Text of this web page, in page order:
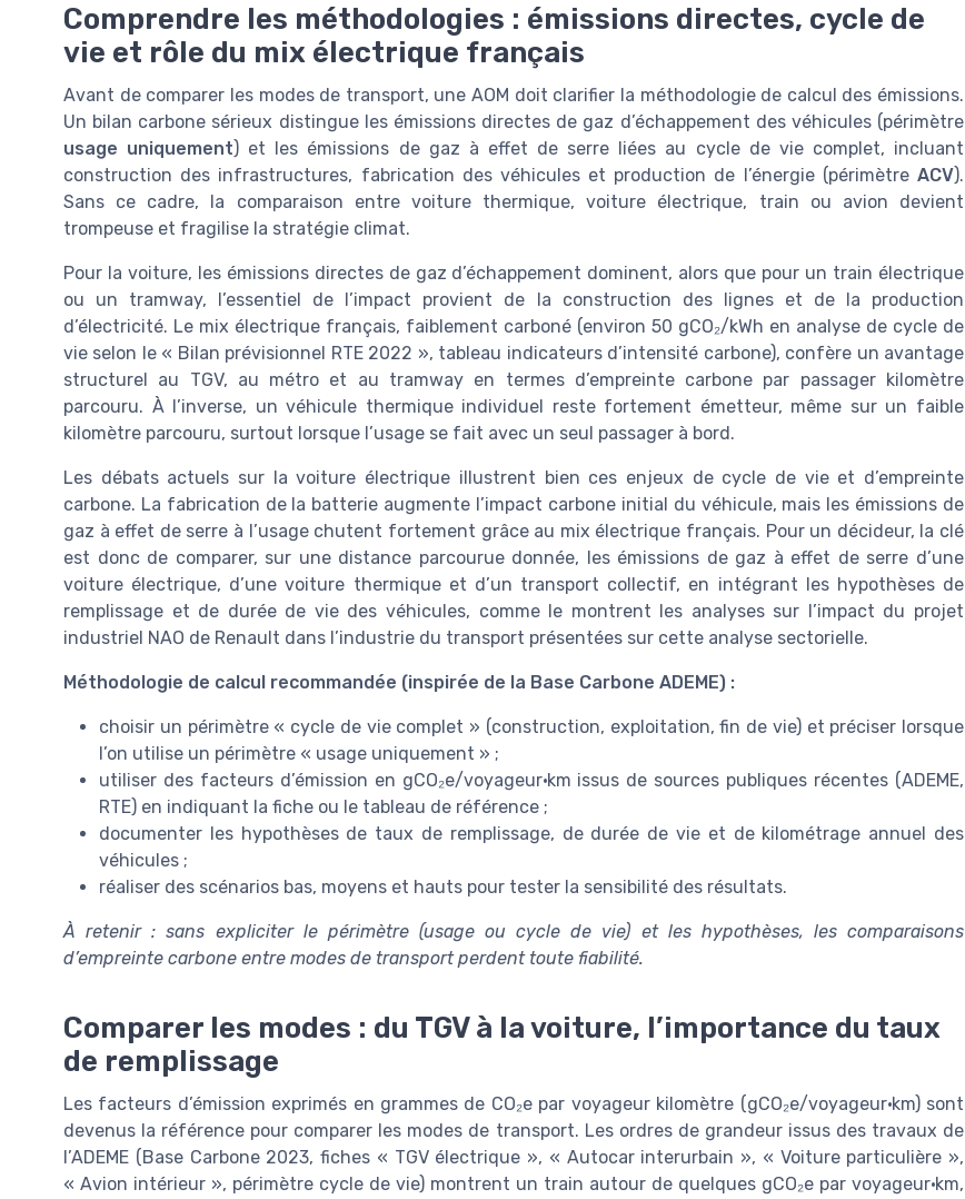
Comprendre les méthodologies : émissions directes, cycle de
vie et rôle du mix électrique français
Avant de comparer les modes de transport, une AOM doit clarifier la méthodologie de calcul des émissions.
Un bilan carbone sérieux distingue les émissions directes de gaz d’échappement des véhicules (périmètre
usage uniquement) et les émissions de gaz à effet de serre liées au cycle de vie complet, incluant
construction des infrastructures, fabrication des véhicules et production de l’énergie (périmètre ACV).
Sans ce cadre, la comparaison entre voiture thermique, voiture électrique, train ou avion devient
trompeuse et fragilise la stratégie climat.
Pour la voiture, les émissions directes de gaz d’échappement dominent, alors que pour un train électrique
ou un tramway, l’essentiel de l’impact provient de la construction des lignes et de la production
d’électricité. Le mix électrique français, faiblement carboné (environ 50 gCO₂/kWh en analyse de cycle de
vie selon le « Bilan prévisionnel RTE 2022 », tableau indicateurs d’intensité carbone), confère un avantage
structurel au TGV, au métro et au tramway en termes d’empreinte carbone par passager kilomètre
parcouru. À l’inverse, un véhicule thermique individuel reste fortement émetteur, même sur un faible
kilomètre parcouru, surtout lorsque l’usage se fait avec un seul passager à bord.
Les débats actuels sur la voiture électrique illustrent bien ces enjeux de cycle de vie et d’empreinte
carbone. La fabrication de la batterie augmente l’impact carbone initial du véhicule, mais les émissions de
gaz à effet de serre à l’usage chutent fortement grâce au mix électrique français. Pour un décideur, la clé
est donc de comparer, sur une distance parcourue donnée, les émissions de gaz à effet de serre d’une
voiture électrique, d’une voiture thermique et d’un transport collectif, en intégrant les hypothèses de
remplissage et de durée de vie des véhicules, comme le montrent les analyses sur l’impact du projet
industriel NAO de Renault dans l’industrie du transport présentées sur cette analyse sectorielle.
Méthodologie de calcul recommandée (inspirée de la Base Carbone ADEME) :
choisir un périmètre « cycle de vie complet » (construction, exploitation, fin de vie) et préciser lorsque
l’on utilise un périmètre « usage uniquement » ;
utiliser des facteurs d’émission en gCO₂e/voyageur·km issus de sources publiques récentes (ADEME,
RTE) en indiquant la fiche ou le tableau de référence ;
documenter les hypothèses de taux de remplissage, de durée de vie et de kilométrage annuel des
véhicules ;
réaliser des scénarios bas, moyens et hauts pour tester la sensibilité des résultats.
À retenir : sans expliciter le périmètre (usage ou cycle de vie) et les hypothèses, les comparaisons
d’empreinte carbone entre modes de transport perdent toute fiabilité.
Comparer les modes : du TGV à la voiture, l’importance du taux
de remplissage
Les facteurs d’émission exprimés en grammes de CO₂e par voyageur kilomètre (gCO₂e/voyageur·km) sont
devenus la référence pour comparer les modes de transport. Les ordres de grandeur issus des travaux de
l’ADEME (Base Carbone 2023, fiches « TGV électrique », « Autocar interurbain », « Voiture particulière »,
« Avion intérieur », périmètre cycle de vie) montrent un train autour de quelques gCO₂e par voyageur·km,